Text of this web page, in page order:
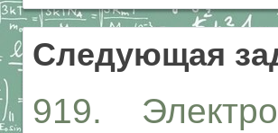
Следующая
919.